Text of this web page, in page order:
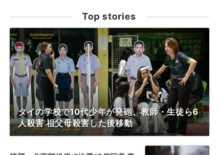
Top stories
タイの学校で10代少年が発砲、教師・生徒ら6
人殺害 祖父母殺害した後移動